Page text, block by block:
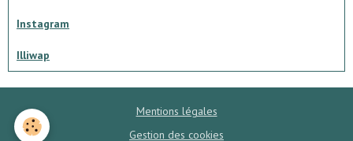
Instagram
Illiwap
Mentions légales
Gestion des cookies